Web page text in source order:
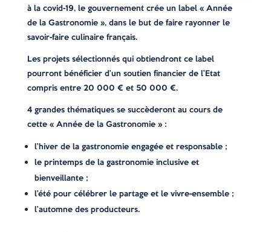
à la covid-19, le gouvernement crée un label « Année
de la Gastronomie », dans le but de faire rayonner le
savoir-faire culinaire français.
Les projets sélectionnés qui obtiendront ce label
pourront bénéficier d’un soutien financier de l’Etat
compris entre 20 000 € et 50 000 €.
4 grandes thématiques se succèderont au cours de
cette « Année de la Gastronomie » :
l’hiver de la gastronomie engagée et responsable ;
le printemps de la gastronomie inclusive et
bienveillante ;
l’été pour célébrer le partage et le vivre-ensemble ;
l’automne des producteurs.